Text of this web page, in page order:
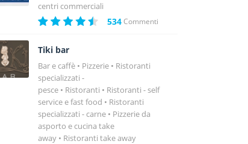
centri commerciali
534Commenti
Tiki bar
Bar e caffè Pizzerie
Ristoranti
specializzati -
pesce
Ristoranti
Ristoranti - self
service e fast food
Ristoranti
specializzati - carne
Pizzerie da
asporto e cucina take
away
Ristoranti take away